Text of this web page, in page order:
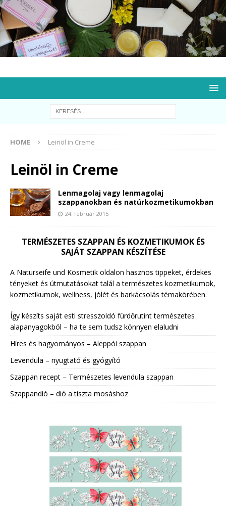
HOME Leinöl in Creme
Leinöl in Creme
Lenmagolaj vagy lenmagolaj
szappanokban és natúrkozmetikumokban
24. február 2015
TERMÉSZETES SZAPPAN ÉS KOZMETIKUMOK ÉS
SAJÁT SZAPPAN KÉSZÍTÉSE
A Naturseife und Kosmetik oldalon hasznos tippeket, érdekes
tényeket és útmutatásokat talál a természetes kozmetikumok,
kozmetikumok, wellness, jólét és barkácsolás témakörében.
Így készíts saját esti stresszoldó fürdőrutint természetes
alapanyagokból – ha te sem tudsz könnyen elaludni
Híres és hagyományos – Aleppói szappan
Levendula – nyugtató és gyógyító
Szappan recept – Természetes levendula szappan
Szappandió – dió a tiszta mosáshoz